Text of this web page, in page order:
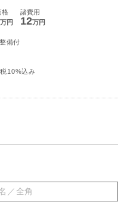
格
万円
諸費用
12万円
備付
10%込み